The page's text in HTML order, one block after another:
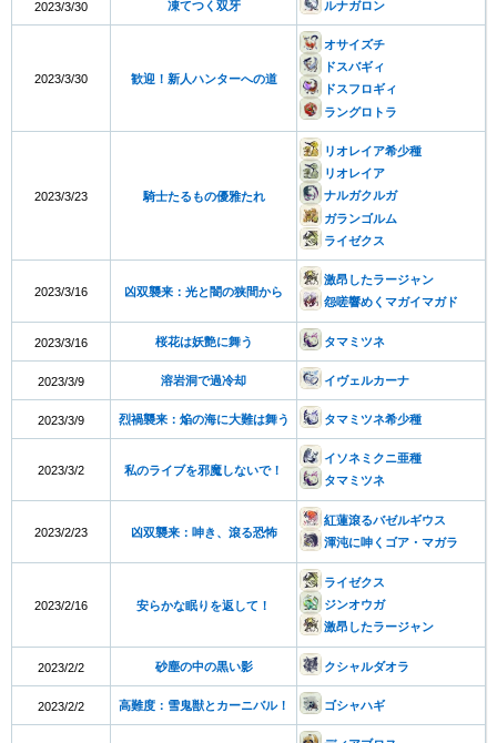
2023/3/30 凍てつく双牙 ルナガロン
2023/3/30 歓迎！新人ハンターへの道
オサイズチ
ドスバギィ
ドスフロギィ
ラングロトラ
2023/3/23 騎士たるもの優雅たれ
リオレイア希少種
リオレイア
ナルガクルガ
ガランゴルム
ライゼクス
2023/3/16 凶双襲来：光と闇の狭間から
激昂したラージャン
怨嗟響めくマガイマガド
2023/3/16 桜花は妖艶に舞う タマミツネ
2023/3/9 溶岩洞で過冷却 イヴェルカーナ
2023/3/9 烈禍襲来：焔の海に大難は舞う タマミツネ希少種
2023/3/2 私のライブを邪魔しないで！
イソネミクニ亜種
タマミツネ
2023/2/23 凶双襲来：呻き、滾る恐怖
紅蓮滾るバゼルギウス
渾沌に呻くゴア・マガラ
2023/2/16 安らかな眠りを返して！
ライゼクス
ジンオウガ
激昂したラージャン
2023/2/2 砂塵の中の黒い影 クシャルダオラ
2023/2/2 高難度：雪鬼獣とカーニバル！ ゴシャハギ